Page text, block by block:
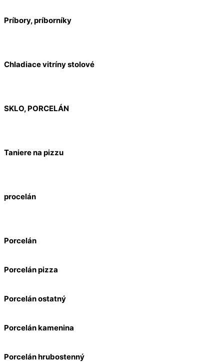
Príbory, príborníky
Chladiace vitríny stolové
SKLO, PORCELÁN
Taniere na pizzu
procelán
Porcelán
Porcelán pizza
Porcelán ostatný
Porcelán kamenina
Porcelán hrubostenný